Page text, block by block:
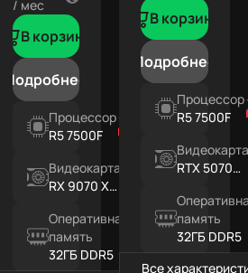
/ мес
В корзину
Подробнее
Процессор
R5 7500F
Видеокарта
RX 9070 XT
Оперативная
память
32ГБ DDR5
В корзину
Подробнее
Процессор
R5 7500F
RTX 5070
память
32ГБ DDR5
Все